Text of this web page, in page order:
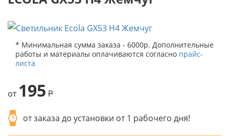
* Минимальная сумма заказа - 6000р. Дополнительные
работы и материалы оплачиваются согласно прайс-
листа
от 195 P
от заказа до установки от 1 рабочего дня!